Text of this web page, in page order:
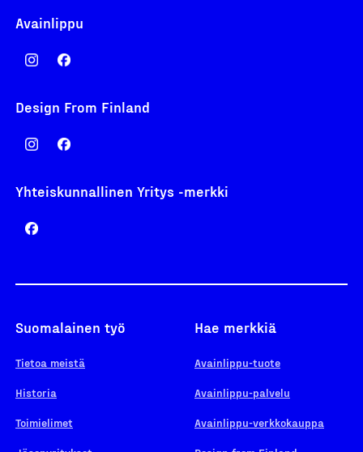
Avainlippu
Design From Finland
Yhteiskunnallinen Yritys -merkki
Suomalainen työ
Tietoa meistä
Historia
Toimielimet
Hae merkkiä
Avainlippu-tuote
Avainlippu-palvelu
Avainlippu-verkkokauppa